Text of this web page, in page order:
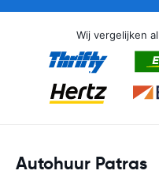
Wij vergelijken
Autohuur Patras